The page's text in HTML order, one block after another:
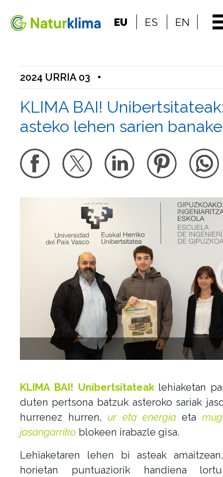
Edukietara jo
EU ES EN
2024 URRIA 03 •
KLIMA BAI!
asteko lehen sarien
Aurrekoa
KLIMA BAI! Unibertsitateaklehiaketan
duten pertsona batzuk asteroko sariak
hurrenez hurren,ur eta energiaeta
jasangarriko blokeen irabazle gisa.
Lehiaketaren lehen bi asteak
horietan puntuaziorik handiena